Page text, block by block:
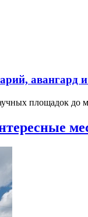
авангард
площадок